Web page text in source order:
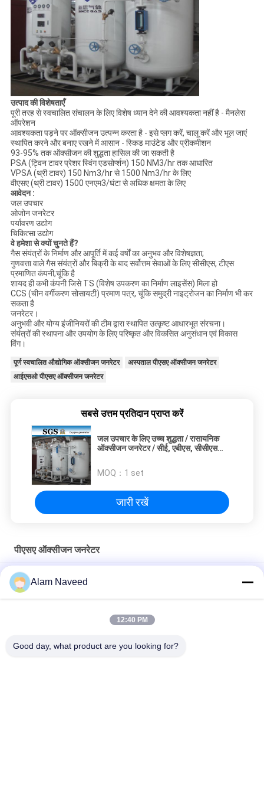
उत्पाद की विशेषताएँ
पूरी तरह से स्वचालित संचालन के लिए विशेष ध्यान देने की आवश्यकता नहीं है - मैनलेस
ऑपरेशन
आवश्यकता पड़ने पर ऑक्सीजन उत्पन्न करता है - इसे प्लग करें, चालू करें और भूल जाएं
स्थापित करने और बनाए रखने में आसान - स्किड माउंटेड और प्रीकमीशन
93-95% तक ऑक्सीजन की शुद्धता हासिल की जा सकती है
PSA (ट्विन टावर प्रेशर स्विंग एडसोर्प्शन) 150 NM3/hr तक आधारित
VPSA (थ्री टावर) 150 Nm3/hr से 1500 Nm3/hr के लिए
वीएसए (थ्री टावर) 1500 एनएम3/घंटा से अधिक क्षमता के लिए
आवेदन :
जल उपचार
ओजोन जनरेटर
पर्यावरण उद्योग
चिकित्सा उद्योग
वे हमेशा से क्यों चुनते हैं?
गैस संयंत्रों के निर्माण और आपूर्ति में कई वर्षों का अनुभव और विशेषज्ञता;
गुणवत्ता वाले गैस संयंत्रों और बिक्री के बाद सर्वोत्तम सेवाओं के लिए सीसीएस, टीएस
प्रमाणित कंपनी;चूंकि है
शायद ही कभी कंपनी जिसे TS (विशेष उपकरण का निर्माण लाइसेंस) मिला हो
CCS (चीन वर्गीकरण सोसायटी) प्रमाण पत्र, चूंकि समुद्री नाइट्रोजन का निर्माण भी कर
सकता है
जनरेटर।
अनुभवी और योग्य इंजीनियरों की टीम द्वारा स्थापित उत्कृष्ट आधारभूत संरचना।
संयंत्रों की स्थापना और उपयोग के लिए परिष्कृत और विकसित अनुसंधान एवं विकास
विंग।
पूर्ण स्वचालित औद्योगिक ऑक्सीजन जनरेटर
अस्पताल पीएसए ऑक्सीजन जनरेटर
आईएसओ पीएसए ऑक्सीजन जनरेटर
सबसे उत्तम प्रतिदान प्राप्त करें
जल उपचार के लिए उच्च शुद्धता / रासायनिक
ऑक्सीजन जनरेटर / सीई, एबीएस, सीसीएस
MOQ： 1 set
जारी रखें
पीएसए ऑक्सीजन जनरेटर
औद्योगिक और अस्पताल पीएसए ऑक्सीजन जेनरेटर सिस्टम सीई / आईएसओ /
स्वीकृतAlam Naveed
12:40 PM
Good day, what product are you looking for?